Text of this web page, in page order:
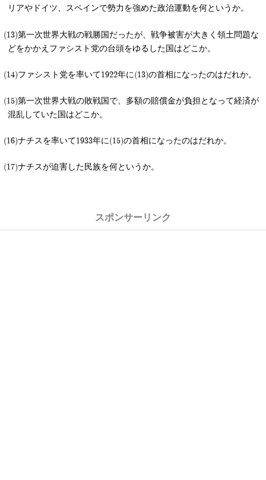
リアやドイツ、スペインで勢力を強めた政治運動を何というか。
第一次世界大戦の戦勝国だったが、戦争被害が大きく領土問題な
どをかかえファシスト党の台頭をゆるした国はどこか。
ファシスト党を率いて1922年に(13)の首相になったのはだれか。
第一次世界大戦の敗戦国で、多額の賠償金が負担となって経済が
混乱していた国はどこか。
ナチスを率いて1933年に(15)の首相になったのはだれか。
ナチスが迫害した民族を何というか。